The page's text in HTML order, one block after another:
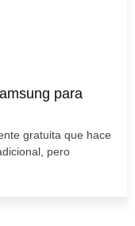
para
gratuita que hace
pero